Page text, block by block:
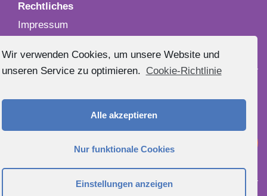
Wir verwenden Cookies, um unsere Website und
unseren Service zu optimieren. Cookie-Richtlinie
Alle akzeptieren
Nur funktionale Cookies
Einstellungen anzeigen
Rechtliches
Impressum
Pflegedienst Bad Vilbel Heilsberg